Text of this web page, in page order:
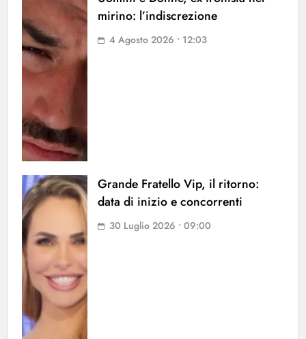
mirino: l’indiscrezione
4 Agosto 2026 • 12:03
Grande Fratello Vip, il ritorno:
data di inizio e concorrenti
30 Luglio 2026 • 09:00